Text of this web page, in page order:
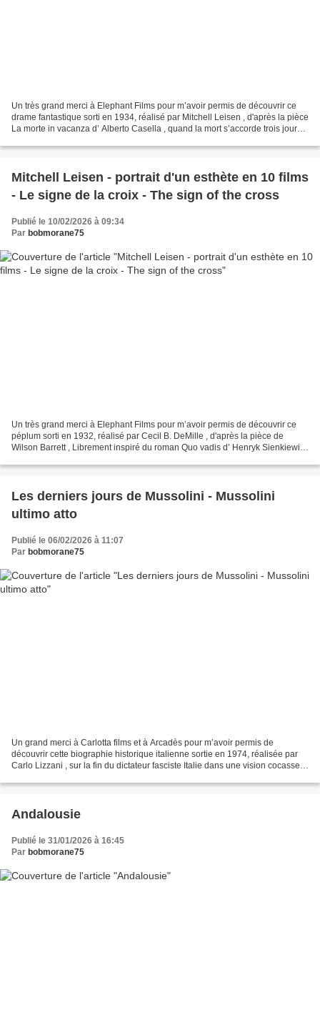
Un très grand merci à Elephant Films pour m’avoir permis de découvrir ce
drame fantastique sorti en 1934, réalisé par Mitchell Leisen , d'après la pièce
La morte in vacanza d’ Alberto Casella , quand la mort s’accorde trois jours
Mitchell Leisen - portrait d'un esthète en 10 films
- Le signe de la croix - The sign of the cross
Publié le 10/02/2026 à 09:34
Par bobmorane75
Un très grand merci à Elephant Films pour m’avoir permis de découvrir ce
péplum sorti en 1932, réalisé par Cecil B. DeMille , d'après la pièce de
Wilson Barrett , Librement inspiré du roman Quo vadis d’ Henryk Sienkiewicz
Les derniers jours de Mussolini - Mussolini
ultimo atto
Publié le 06/02/2026 à 11:07
Par bobmorane75
Un grand merci à Carlotta films et à Arcadès pour m’avoir permis de
découvrir cette biographie historique italienne sortie en 1974, réalisée par
Carlo Lizzani , sur la fin du dictateur fasciste Italie dans une vision cocasse
Andalousie
Publié le 31/01/2026 à 16:45
Par bobmorane75